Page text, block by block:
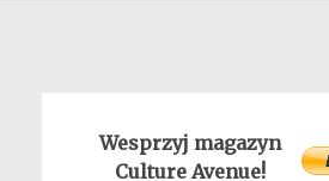
Wesprzyj magazyn
Culture Avenue!